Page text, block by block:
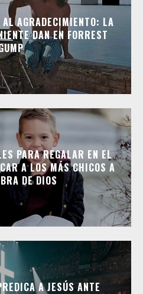
AGRADECIMIENTO: LA
DAN EN FORREST
PARA REGALAR EN EL
A LOS MÁS CHICOS A
DE DIOS
A JESÚS ANTE